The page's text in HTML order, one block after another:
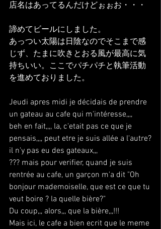
店名はあってるんだけどぉぉお・・・
諦めてビールにしました。
あっつい太陽は日陰なのでそこまで感
じず、たまに吹きとおる風が最高に気
持ちいい。ここでパチパチと執筆活動
を進めておりました。
Jeudi apres midi je décidais de prendre
un gateau au cafe qui m'intéresse,,,,
beh en fait,,,, la, c'etait pas ce que je
pensais,,,, peut etre je suis allée a l'autre?
il n'y pas eu des gateaux,,,
??? mais pour verifier, quand je suis
rentrée au cafe, un garçon m'a dit "Oh
bonjour mademoiselle, que est ce que tu
veut boire ? la quelle bière?"
Du coup,,, alors,,, que la bière,,,!!!
Mais ici, le cafe a bien ecrit que le meme